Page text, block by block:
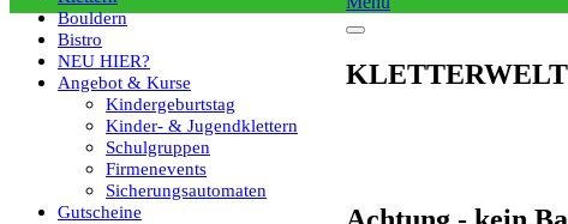
Bouldern
Bistro
NEU HIER?
Angebot & Kurse
Kindergeburtstag
Kinder- & Jugendklettern
Schulgruppen
Firmenevents
Sicherungsautomaten
Gutscheine
KLETTERWELT